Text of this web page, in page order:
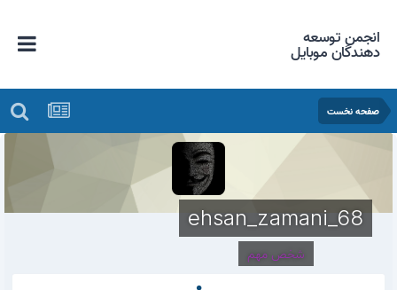
انجمن توسعه
دهندگان موبایل
صفحه نخست
ehsan_zamani_68
شخص مهم